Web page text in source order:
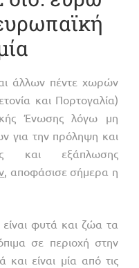
άλλων πέντε χωρών
και Πορτογαλία)
Ένωσης λόγω μη
για την πρόληψη και
και εξάπλωσης
, αποφάσισε σήμερα η
φυτά και ζώα τα
σε περιοχή στην
και είναι μία από τις